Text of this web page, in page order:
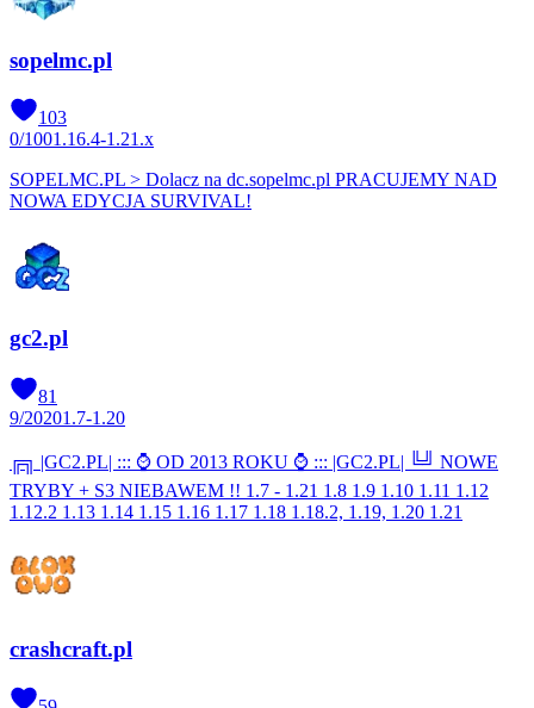
sopelmc.pl
103
0/1001.16.4-1.21.x
SOPELMC.PL > Dolacz na dc.sopelmc.pl PRACUJEMY NAD
NOWA EDYCJA SURVIVAL!
gc2.pl
81
9/20201.7-1.20
╔╗ |GC2.PL| ::: ⌚ OD 2013 ROKU ⌚ ::: |GC2.PL| ╚╝ NOWE
TRYBY + S3 NIEBAWEM !! 1.7 - 1.21 1.8 1.9 1.10 1.11 1.12
1.12.2 1.13 1.14 1.15 1.16 1.17 1.18 1.18.2, 1.19, 1.20 1.21
crashcraft.pl